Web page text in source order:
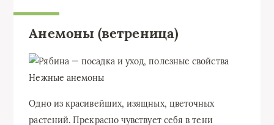
Анемоны (ветреница)
Нежные анемоны
Одно из красивейших, изящных, цветочных
растений. Прекрасно чувствует себя в тени